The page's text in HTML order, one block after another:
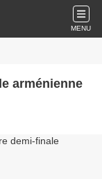
MENU
arménienne